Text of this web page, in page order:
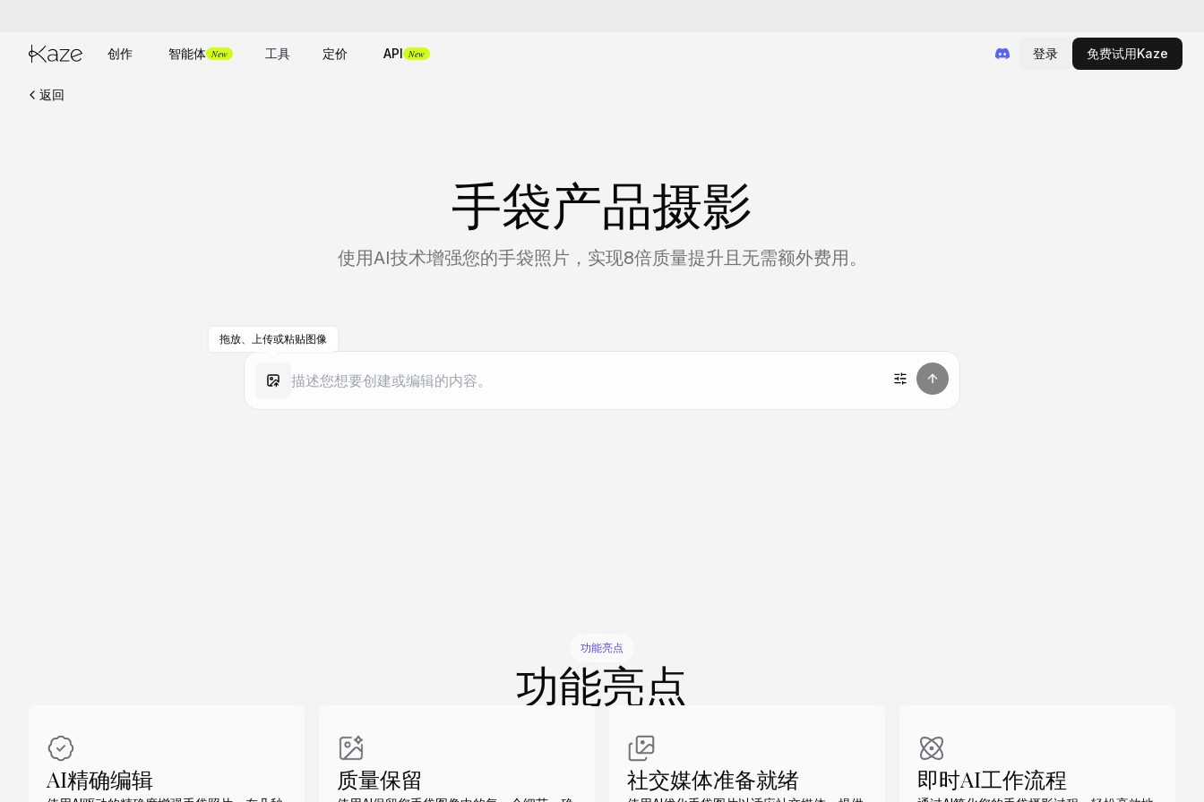
创作 智能体 New 工具 定价 API New 登录 免费试用Kaze
返回
手袋产品摄影
使用AI技术增强您的手袋照片，实现8倍质量提升且无需额外费用。
拖放、上传或粘贴图像
功能亮点
功能亮点
AI精确编辑 质量保留 社交媒体准备就绪 即时AI工作流程